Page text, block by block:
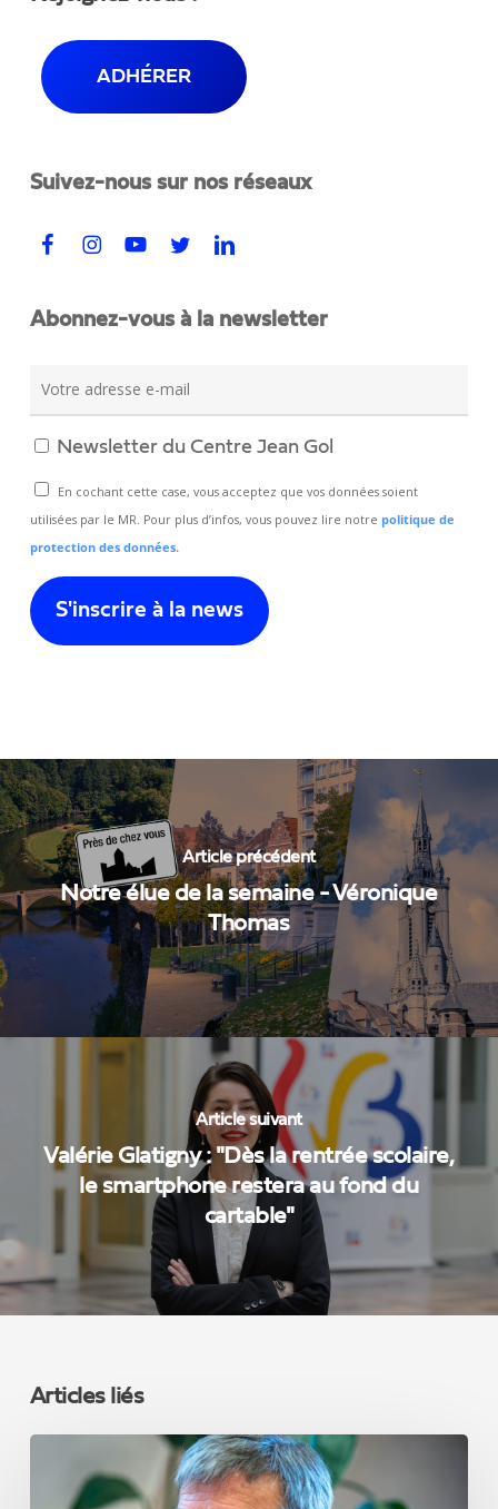
ADHÉRER
Suivez-nous sur nos réseaux
Abonnez-vous à la newsletter
Newsletter du Centre Jean Gol
En cochant cette case, vous acceptez que vos données soient
utilisées par le MR. Pour plus d’infos, vous pouvez lire notrepolitique de
protection des données.
Article précédent
Notre élue de la semaine - Véronique
Thomas
Article suivant
Valérie Glatigny : "Dès la rentrée scolaire,
le smartphone restera au fond du
cartable"
Articles liés
Notre